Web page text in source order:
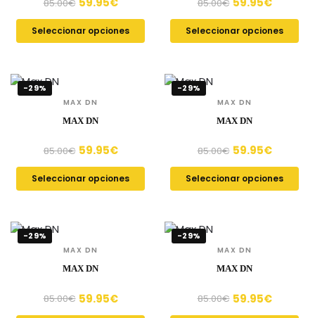
85.00€
Seleccionar opciones
85.00€
Seleccionar opciones
-29%
MAX DN
MAX DN
85.00€ 59.95€
Seleccionar opciones
-29%
MAX DN
MAX DN
85.00€ 59.95€
Seleccionar opciones
-29%
MAX DN
MAX DN
85.00€ 59.95€
-29%
MAX DN
MAX DN
85.00€ 59.95€